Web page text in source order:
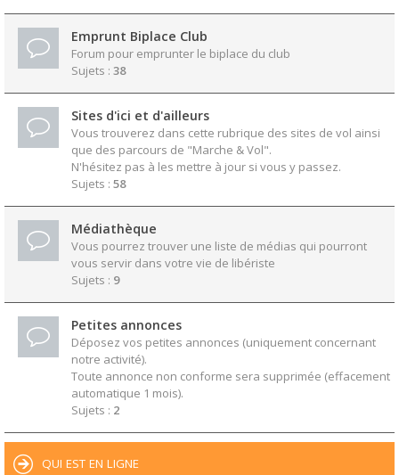
Emprunt Biplace Club
Forum pour emprunter le biplace du club
Sujets : 38
Sites d'ici et d'ailleurs
Vous trouverez dans cette rubrique des sites de vol ainsi
que des parcours de "Marche & Vol".
N'hésitez pas à les mettre à jour si vous y passez.
Sujets : 58
Médiathèque
Vous pourrez trouver une liste de médias qui pourront
vous servir dans votre vie de libériste
Sujets : 9
Petites annonces
Déposez vos petites annonces (uniquement concernant
notre activité).
Toute annonce non conforme sera supprimée (effacement
automatique 1 mois).
Sujets : 2
QUI EST EN LIGNE